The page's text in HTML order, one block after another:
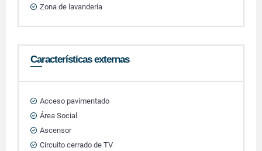
Zona de lavandería
Características externas
Acceso pavimentado
Área Social
Ascensor
Circuito cerrado de TV